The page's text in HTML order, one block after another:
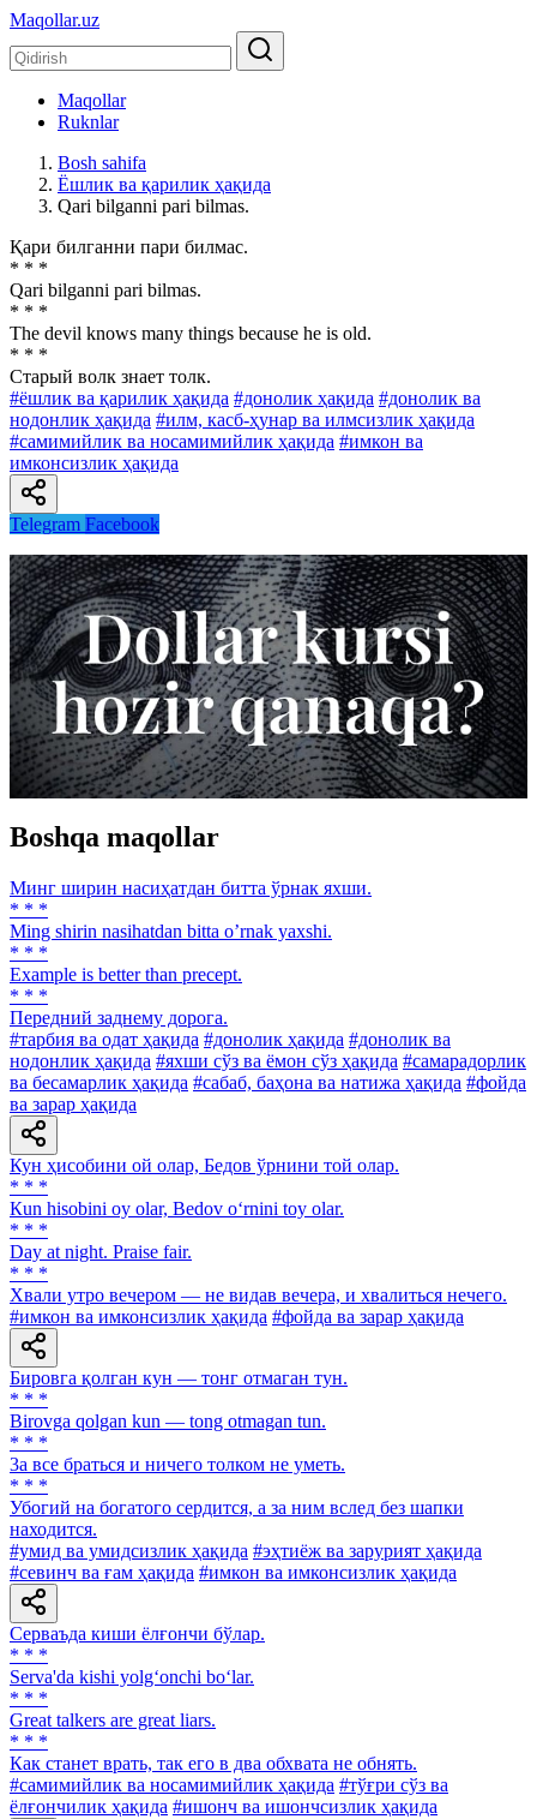
Maqollar.uz
Maqollar
Ruknlar
Bosh sahifa
Ёшлик ва қарилик ҳақида
Qari bilganni pari bilmas.
Қари билганни пари билмас.
* * *
Qari bilganni pari bilmas.
* * *
The devil knows many things because he is old.
* * *
Старый волк знает толк.
#ёшлик ва қарилик ҳақида #донолик ҳақида #донолик ва
нодонлик ҳақида #илм, касб-ҳунар ва илмсизлик ҳақида
#самимийлик ва носамимийлик ҳақида #имкон ва
имконсизлик ҳақида
Telegram Facebook
Boshqa maqollar
Минг ширин насиҳатдан битта ўрнак яхши.
* * *
Ming shirin nasihatdan bitta oʼrnak yaxshi.
* * *
Example is better than precept.
* * *
Передний заднему дорога.
#тарбия ва одат ҳақида #донолик ҳақида #донолик ва
нодонлик ҳақида #яхши сўз ва ёмон сўз ҳақида #самарадорлик
ва бесамарлик ҳақида #сабаб, баҳона ва натижа ҳақида #фойда
ва зарар ҳақида
Кун ҳисобини ой олар, Бедов ўрнини той олар.
* * *
Кun hisobini oy olar, Bedov o‘rnini toy olar.
* * *
Day at night. Praise fair.
* * *
Хвали утро вечером — не видав вечера, и хвалиться нечего.
#имкон ва имконсизлик ҳақида #фойда ва зарар ҳақида
Бировга қолган кун — тонг отмаган тун.
* * *
Birovga qolgan kun — tong otmagan tun.
* * *
3a все браться и ничего толком не уметь.
* * *
Убогий на богатого сердится, а за ним вслед без шапки
находится.
#умид ва умидсизлик ҳақида #эҳтиёж ва зарурият ҳақида
#севинч ва ғам ҳақида #имкон ва имконсизлик ҳақида
Серваъда киши ёлғончи бўлар.
* * *
Serva'da kishi yolg‘onchi bo‘lar.
* * *
Great talkers are great liars.
* * *
Как станет врать, так его в два обхвата не обнять.
#самимийлик ва носамимийлик ҳақида #тўғри сўз ва
ёлғончилик ҳақида #ишонч ва ишончсизлик ҳақида